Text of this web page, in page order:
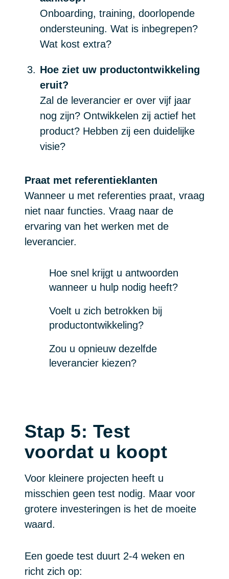
Onboarding, training, doorlopende
ondersteuning. Wat is inbegrepen?
Wat kost extra?
Hoe ziet uw productontwikkeling
eruit?
Zal de leverancier er over vijf jaar
nog zijn? Ontwikkelen zij actief het
product? Hebben zij een duidelijke
visie?
Praat met referentieklanten
Wanneer u met referenties praat, vraag
niet naar functies. Vraag naar de
ervaring van het werken met de
leverancier.
Hoe snel krijgt u antwoorden
wanneer u hulp nodig heeft?
Voelt u zich betrokken bij
productontwikkeling?
Zou u opnieuw dezelfde
leverancier kiezen?
Stap 5: Test
voordat u koopt
Voor kleinere projecten heeft u
misschien geen test nodig. Maar voor
grotere investeringen is het de moeite
waard.
Een goede test duurt 2-4 weken en
richt zich op: